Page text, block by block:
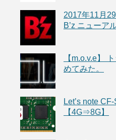
2017年11月
B’z ニューア
【m.o.v.e】
めてみた。
Let’s note
【4G⇒8G】